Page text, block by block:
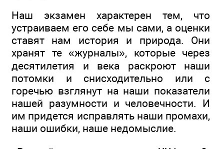
Наш экзамен характерен тем, что
устраиваем его себе мы сами, а оценки
ставят нам история и природа. Они
хранят те «журналы», которые через
десятилетия и века раскроют наши
потомки и снисходительно или с
горечью взглянут на наши показатели
нашей разумности и человечности. И
им придется исправлять наши промахи,
наши ошибки, наше недомыслие.